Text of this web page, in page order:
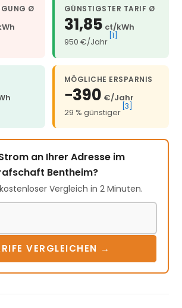
Ø GÜNSTIGSTER TARIF Ø
31,85 ct/kWh
950 €/Jahr
[1]
MÖGLICHE ERSPARNIS
−390 €/Jahr
29 % günstiger
[3]
an Ihrer Adresse im
Bentheim?
Vergleich in 2 Minuten.
VERGLEICHEN →